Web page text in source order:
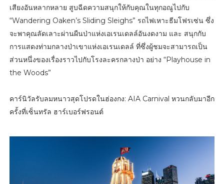
เสียงอันหลากหลาย สูบฉีดความสนุกให้กับคุณในทุกอณูไปกับ
“Wandering Oaken’s Sliding Sleighs” รถไฟเหาะธีมโฟรเซ่น ซึ่ง
จะพาคุณลัดเลาะผ่านผืนป่าแห่งเอเรนเดลล์อันงดงาม และ สนุกกับ
การแสดงท่ามกลางป่าเขาแห่งเอเรนเดลล์ ที่ซึ่งผู้ชมจะสามารถเป็น
ส่วนหนึ่งของเรื่องราวไปกับโรงละครกลางป่า อย่าง “Playhouse in
the Woods”
คาร์นิวัลรับลมหนาวสุดโปรดในฮ่องกง: AIA Carnival หวนกลับมาอีก
ครั้งที่เซ็นทรัล ฮาร์เบอร์ฟรอนต์